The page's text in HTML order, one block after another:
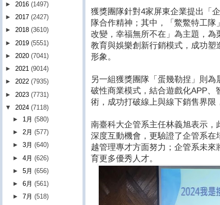
獲獎團隊針對4家屏東企業提出「
隊合作精神；其中，「鱉鱉特工
改變，幸福無所不在」為主題，
教育與娛樂創新行銷模式，成功
形象。
另一組獲獎團隊「蛋幾勒捏」則
破性商業模式，結合遊戲化APP
術，成功打破線上與線下銷售界
南臺科大企管系主任林義旭表示
深度互動機會，更驗證了企管系
越管理專才方面努力；企管系未
育更多優秀人才。
► 2016 (1497)
► 2017 (2427)
► 2018 (3610)
► 2019 (5551)
► 2020 (7041)
► 2021 (9014)
► 2022 (7935)
► 2023 (7731)
▼ 2024 (7118)
► 1月(580)
►2月(577)
►3月(640)
►4月(626)
►5月(656)
►6月(561)
►7月(518)